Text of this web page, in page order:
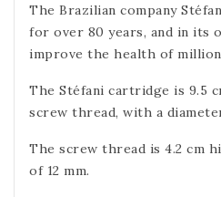
The Brazilian company
for over 80 years, and in its
improve the health of
The Stéfani cartridge is 9.5
screw thread, with a
The screw thread is 4.2 cm
of 12 mm.